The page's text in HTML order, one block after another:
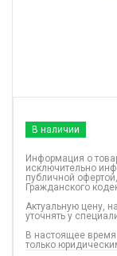
В наличии
Информация о
исключительно
публичной
Гражданского
Актуальную цену,
уточнять у
В настоящее время
только